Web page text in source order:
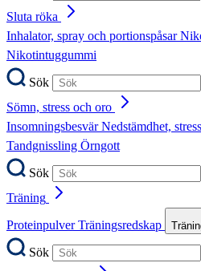
Sluta röka
Inhalator, spray och portionspåsar
Nikotintuggummi
Sök
Sömn, stress och oro
InsomningsbesvärNedstämdhet,
Tandgnissling Örngott
Sök
Träning
ProteinpulverTräningsredskap
Sök